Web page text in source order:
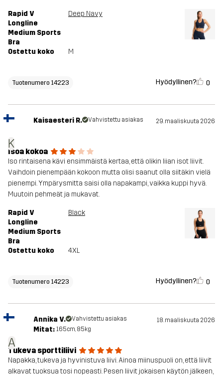
Rapid V
Longline
Medium Sports
Bra
Deep Navy
Ostettu koko M
Tuotenumero 14223 Hyödyllinen? 0
K
Kaisaesteri R. Vahvistettu asiakas 29. maaliskuuta 2026
Isoa kokoa
Iso rintaisena kävi ensimmäistä kertaa, että olikin liian isot liivit.
Vaihdoin pienempään kokoon mutta olisi saanut olla siitäkin vielä
pienempi. Ympärysmitta saisi olla napakampi, vaikka kuppi hyvä.
Muutoin pehmeät ja mukavat.
Rapid V
Longline
Medium Sports
Bra
Black
Ostettu koko 4XL
Tuotenumero 14223 Hyödyllinen? 0
A
Annika V. Vahvistettu asiakas 18. maaliskuuta 2026
Mitat: 165cm, 85kg
Tukeva sporttiliivi
Napakka, tukeva ja hyvinistuva liivi. Ainoa miinuspuoli on, että liivit
alkavat tuoksua tosi nopeasti. Pesen liivit jokaisen käytön jälkeen,